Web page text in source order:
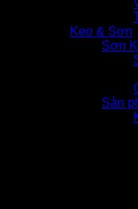
Keo & Sơn
Sơn
Sản